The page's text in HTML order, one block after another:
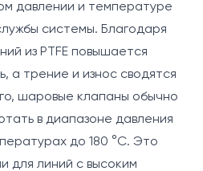
давлении и температуре
системы. Благодаря
из PTFE повышается
а трение и износ сводятся
шаровые клапаны обычно
в диапазоне давления
до 180 °C. Это
для линий с высоким